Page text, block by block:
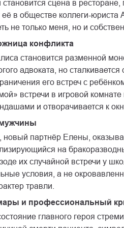
сцена в
в обществе коллеги-
не только меня, но и
конфликта
становится разменной
адвоката, но
его встреч с
встречи в игровой
и отворачивается к
новый партнёр Елены,
на
их случайной встречи у
условия, а не
травли.
и профессиональный
главного героя